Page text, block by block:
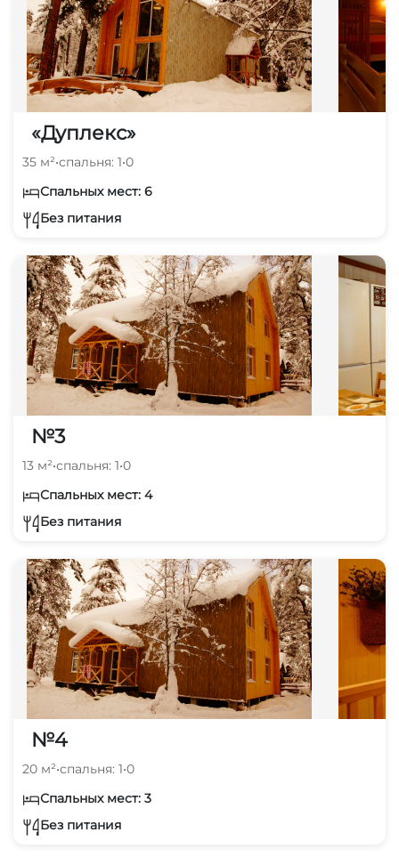
«Дуплекс»
35 м²•спальня: 1•0
Спальных мест: 6
Без питания
№3
13 м²•спальня: 1•0
Спальных мест: 4
Без питания
№4
20 м²•спальня: 1•0
Спальных мест: 3
Без питания